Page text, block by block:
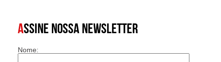
ASSINE NOSSA NEWSLETTER
Nome: